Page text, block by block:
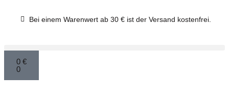
Bei einem Warenwert ab 30 € ist der Versand kostenfrei.
0 €
0